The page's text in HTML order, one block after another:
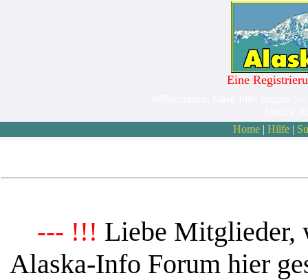
Eine
Home| Hilfe|
--- !!! Liebe Mitglieder,
Alaska-Info Forum hier